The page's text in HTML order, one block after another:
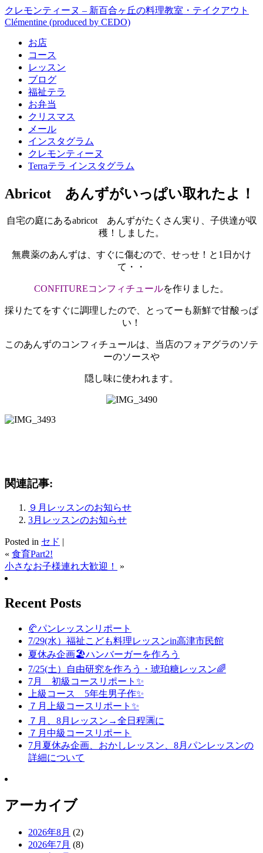
クレモンティーヌ – 新百合ヶ丘の料理教室・テイクアウト
Clémentine (produced by CEDO)
お店
コース
レッスン
ブログ
福祉テラ
お弁当
クリスマス
メール
インスタグラム
クレモンティーヌ
Terraテラ インスタグラム
Abricot あんずがいっぱい取れたよ！
自宅の庭にあるabricot あんずがたくさん実り、子供達が収
穫！しました。
無農薬のあんずは、すぐに傷むので、せっせ！と1日かけ
て・・
CONFITUREコンフィチュールを作りました。
採りたてをすぐに調理したので、とってーも新鮮で甘酸っぱ
い！
このあんずのコンフィチュールは、当店のフォアグラのソテ
ーのソースや
隠し味に使われます。
関連記事:
９月レッスンのお知らせ
3月レッスンのお知らせ
Posted in セド |
« 食育Part2!
小さなお子様連れ大歓迎！
»
Recent Posts
🥐パンレッスンリポート
7/29(水）福祉こども料理レッスンin高津市民館
夏休み企画🏖️ハンバーガーを作ろう
7/25(土）自由研究を作ろう・琥珀糖レッスン🌈
7月 初級コースリポート✨️
上級コース 5年生男子作✨️
７月上級コースリポート✨️
７月、8月レッスン→全日程🈵に
７月中級コースリポート
7月夏休み企画、おかしレッスン、8月パンレッスンの
詳細について
アーカイブ
2026年8月 (2)
2026年7月 (8)